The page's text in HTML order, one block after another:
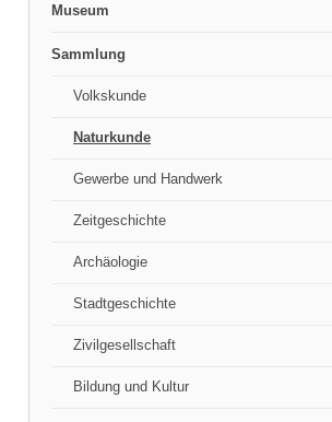
Museum
Unser Leitbild
Mitarbeiter
Entwicklung des Museums
Sammlung
Volkskunde
Naturkunde
Geologie & Mineralogie
Raab
Gewerbe und Handwerk
Altes Handwerk
Schneiderei
Krobath
Zeitgeschichte
Erster Weltkrieg
NS-Zeit und Zweiter Weltkrieg
Archäologie
Kelten und Römer
Stadtgeschichte
Stadtgeschichte
Joseph Freiherr von Hammer-Purgstall
Zivilgesellschaft
Feuerwehr
Bildung und Kultur